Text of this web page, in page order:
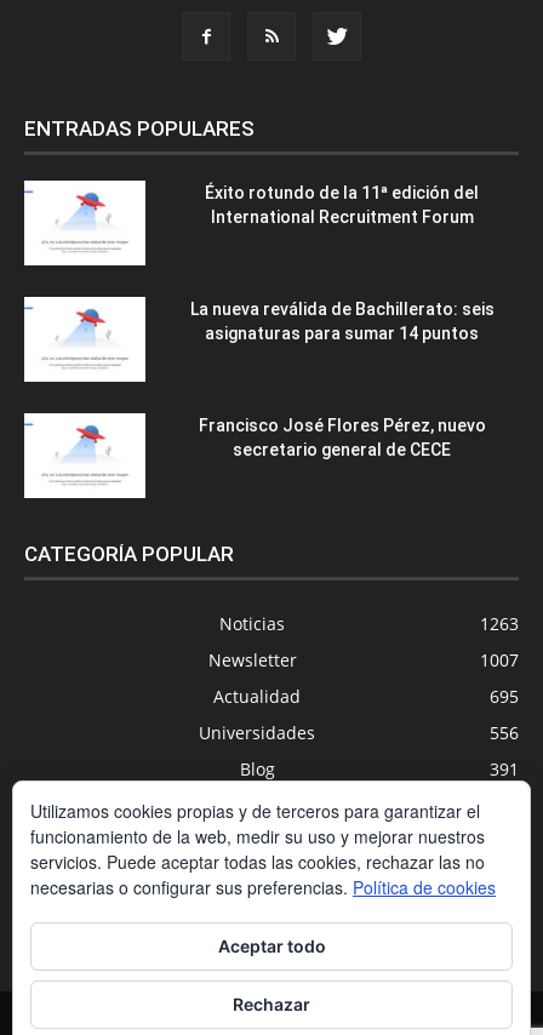
ENTRADAS POPULARES
Éxito rotundo de la 11ª edición del
International Recruitment Forum
La nueva reválida de Bachillerato: seis
asignaturas para sumar 14 puntos
Francisco José Flores Pérez, nuevo
secretario general de CECE
CATEGORÍA POPULAR
Noticias
1263
Newsletter
1007
Actualidad
695
Universidades
556
Blog
391
Agenda
Nuevas Tecnologías
Estudios
Utilizamos cookies propias y de terceros para garantizar el
funcionamiento de la web, medir su uso y mejorar nuestros
servicios. Puede aceptar todas las cookies, rechazar las no
necesarias o configurar sus preferencias. Política de cookies
Aceptar todo
Rechazar